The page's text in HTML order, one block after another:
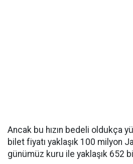
Ancak bu hızın bedeli oldukça
bilet fiyatı yaklaşık 100 milyon
günümüz kuru ile yaklaşık 652